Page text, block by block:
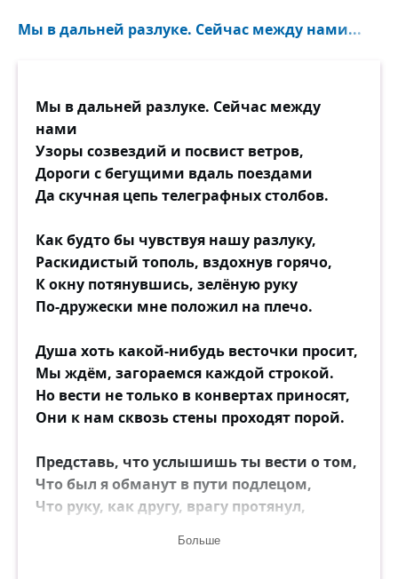
Но разлука ещё не смерть!
Льды молчания. Я спешу!
Я зажгу твои взгляд и душу,
Всё, чем жили мы — воскрешу!
Пусть все ветры тревогу свищут.
Тот, кто любит, — дорогу сыщет!
Тот, кто любит, — найдёт слова!
Ты шагнёшь ко мне, верю, знаю,
И прощая, и понимая.
Моя светлая, дорогая,
Удивительная моя!
Мы в дальней разлуке. Сейчас между нами...
Мы в дальней разлуке. Сейчас между
нами
Узоры созвездий и посвист ветров,
Дороги с бегущими вдаль поездами
Да скучная цепь телеграфных столбов.
Как будто бы чувствуя нашу разлуку,
Раскидистый тополь, вздохнув горячо,
К окну потянувшись, зелёную руку
По-дружески мне положил на плечо.
Душа хоть какой-нибудь весточки просит,
Мы ждём, загораемся каждой строкой.
Но вести не только в конвертах приносят,
Они к нам сквозь стены проходят порой.
Представь, что услышишь ты вести о том,
Что был я обманут в пути подлецом,
Что руку, как другу, врагу протянул,
Больше